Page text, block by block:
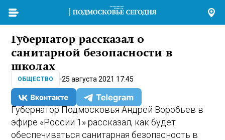
Губернатор рассказал о
санитарной безопасности в
школах
ОБЩЕСТВО 25 августа 2021 17:45
Губернатор Подмосковья Андрей Воробьев в
эфире «России 1» рассказал, как будет
обеспечиваться санитарная безопасность в